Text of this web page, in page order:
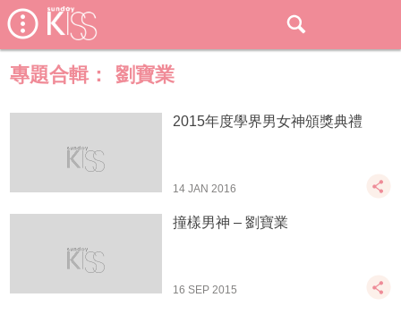
專題合輯： 劉寶業
2015年度學界男女神頒獎典禮
14 JAN 2016
撞樣男神 – 劉寶業
16 SEP 2015